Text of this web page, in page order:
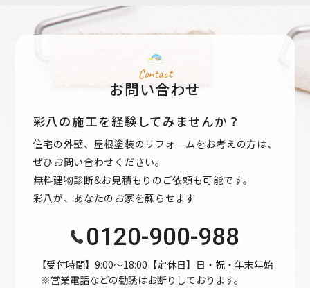
●取得した個人情報は、ご本人の同意なしに上記利用目的以
●情報が漏洩しないよう対策を講じ、従業員だけでなく委託
人の同意を得ずに第三者に情報を提供しません。
●ご本人からの求めに応じ、当該ご本人の個人情報を開示し
ます。
●公開された個人情報が事実と異なる場合、訂正や削除に応
じます。
●本個人情報保護方針は、当サイト内で適用されるもので
Contact
お問い合わせ
彩八の施工を経験してみませんか？
住宅の外壁、屋根塗装のリフォ－ムをお考えの方は、
ぜひお問い合わせください。
無料建物診断&お見積もりのご依頼も可能です。
彩八が、あなたのお家を蘇らせます
0120-900-988
【受付時間】9:00〜18:00【定休日】日・祝・年末年始
※営業電話などの勧誘はお断りしております。